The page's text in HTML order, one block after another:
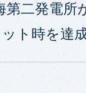
第二発電所
ト時を達